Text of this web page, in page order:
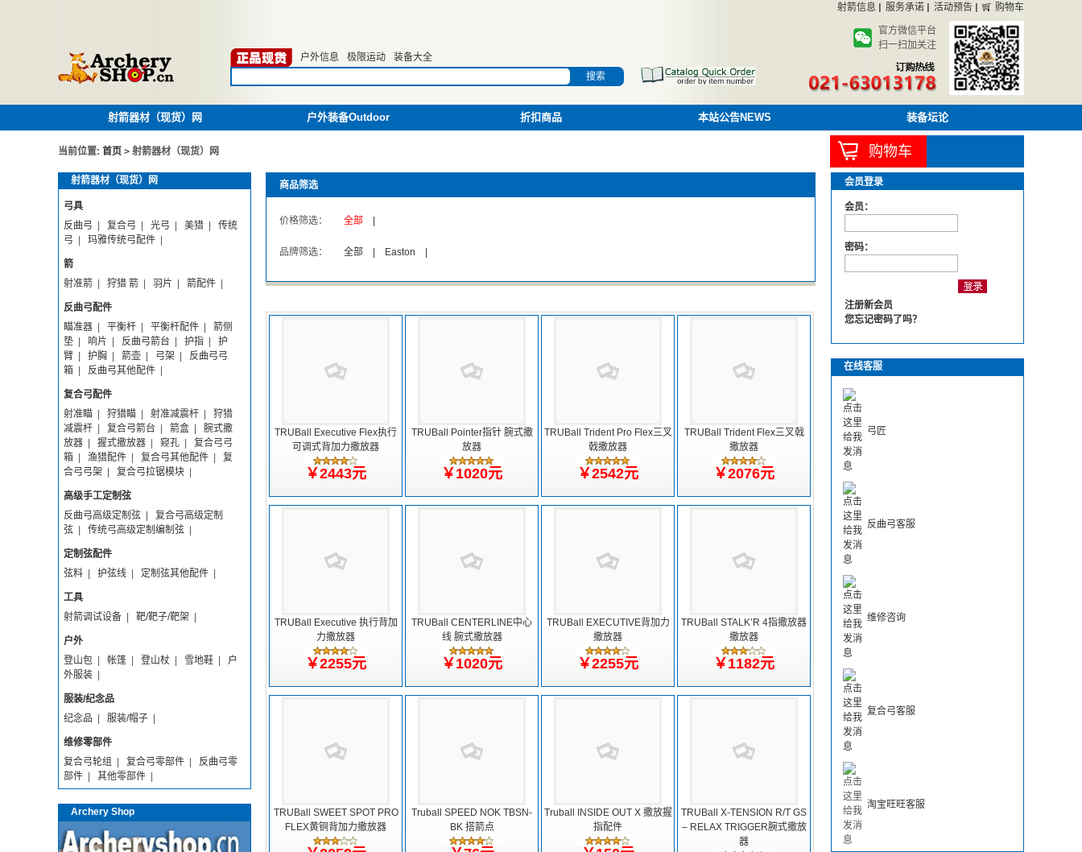
户外信息 极限运动
装备大全
搜索
射箭信息 服务承诺 活动预告 购物车
官方微信平台
扫一扫加关注
射箭器材（现货）网 户外装备Outdoor 折扣商品 本站公告NEWS 装备坛论
当前位置: 首页 > 射箭器材（现货）网 购物车
射箭器材（现货）网
弓具
反曲弓
复合弓 光弓 美猎
传统
弓
玛雅传统弓配件
箭
射准箭
狩猎 箭 羽片 箭配件
反曲弓配件
瞄准器
平衡杆 平衡杆配件
箭侧
垫
响片 反曲弓箭台 护指
护
臂
护胸 箭壶 弓架
反曲弓弓
箱
反曲弓其他配件
复合弓配件
射准瞄
狩猎瞄 射准减震杆
狩猎
减震杆
复合弓箭台 箭盒
腕式撒
放器
握式撒放器 窥孔
复合弓弓
箱
渔猎配件 复合弓其他配件
复
合弓弓架
复合弓拉锯模块
高级手工定制弦
反曲弓高级定制弦
复合弓高级定制
弦
传统弓高级定制编制弦
定制弦配件
弦料
护弦线 定制弦其他配件
工具
射箭调试设备
靶/靶子/靶架
户外
登山包
帐篷 登山杖 雪地鞋
户
外服装
服装/纪念品
纪念品
服装/帽子
维修零部件
复合弓轮组
复合弓零部件
反曲弓零
部件
其他零部件
Archery Shop
商品筛选
价格筛选： 全部
品牌筛选： 全部 | Easton |
TRUBall Executive Flex执行
可调式背加力撒放器
￥2443元
TRUBall Pointer指针 腕式撒
放器
￥1020元
TRUBall Trident Pro Flex三叉
戟撒放器
￥2542元
TRUBall Trident Flex三叉戟
撒放器
￥2076元
TRUBall Executive 执行背加
力撒放器
￥2255元
TRUBall CENTERLINE中心
线 腕式撒放器
￥1020元
TRUBall EXECUTIVE背加力
撒放器
￥2255元
TRUBall STALK’R 4指撒放器
撒放器
￥1182元
TRUBall SWEET SPOT PRO
FLEX黄铜背加力撒放器
Truball SPEED NOK TBSN-
BK 搭箭点
Truball INSIDE OUT X 撒放握
指配件
TRUBall X-TENSION R/T GS
– RELAX TRIGGER腕式撒放
器
会员登录
会员：
密码：
注册新会员
您忘记密码了吗？
在线客服
弓匠
反曲弓客服
维修咨询
复合弓客服
淘宝旺旺客服